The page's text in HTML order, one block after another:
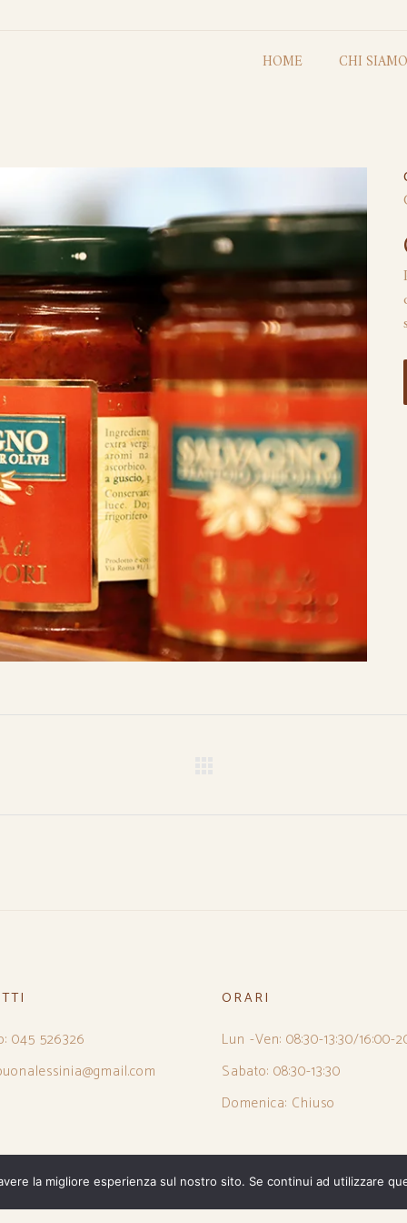
HOME CHI SIAMO
045 526326
ORARI
Lun -Ven: 08:30-13:30/16:00-
Sabato: 08:30-13:30
Domenica: Chiuso
la migliore esperienza sul nostro sito. Se continui ad utilizzare